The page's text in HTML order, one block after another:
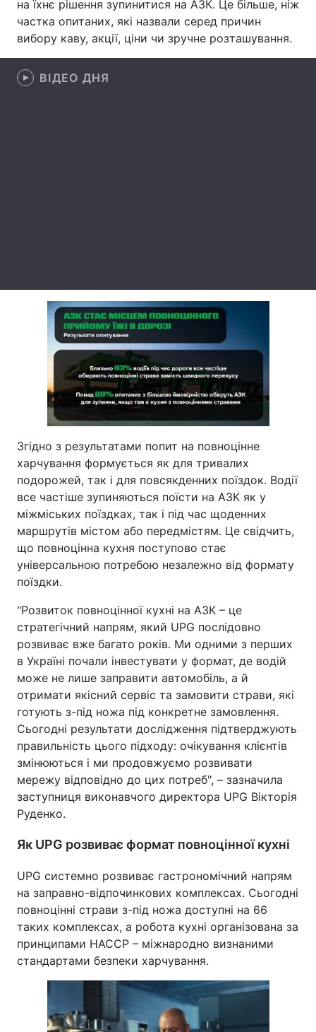
Відео з Youtube Статті
Інтерв'ю Думки
Архів
Тема оформлення
на їхнє рішення зупинитися на АЗК. Це більше, ніж
частка опитаних, які назвали серед причин
вибору каву, акції, ціни чи зручне розташування.
ВІДЕО ДНЯ
Згідно з результатами попит на повноцінне
харчування формується як для тривалих
подорожей, так і для повсякденних поїздок. Водії
все частіше зупиняються поїсти на АЗК як у
міжміських поїздках, так і під час щоденних
маршрутів містом або передмістям. Це свідчить,
що повноцінна кухня поступово стає
універсальною потребою незалежно від формату
поїздки.
"Розвиток повноцінної кухні на АЗК – це
стратегічний напрям, який UPG послідовно
розвиває вже багато років. Ми одними з перших
в Україні почали інвестувати у формат, де водій
може не лише заправити автомобіль, а й
отримати якісний сервіс та замовити страви, які
готують з-під ножа під конкретне замовлення.
Сьогодні результати дослідження підтверджують
правильність цього підходу: очікування клієнтів
змінюються і ми продовжуємо розвивати
мережу відповідно до цих потреб", – зазначила
заступниця виконавчого директора UPG Вікторія
Руденко.
Як UPG розвиває формат повноцінної кухні
UPG системно розвиває гастрономічний напрям
на заправно-відпочинкових комплексах. Сьогодні
повноцінні страви з-під ножа доступні на 66
таких комплексах, а робота кухні організована за
принципами HACCP – міжнародно визнаними
стандартами безпеки харчування.